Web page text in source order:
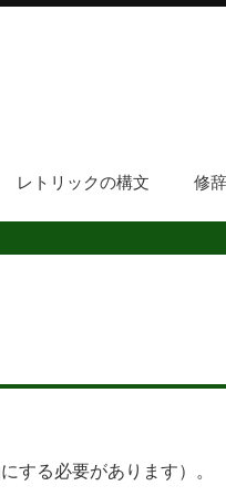
レトリックの構文 修
する必要があります）。